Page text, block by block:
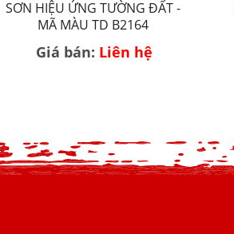
SƠN HIỆU ỨNG TƯỜNG ĐẤT -
MÃ MÀU TD B2164
Giá bán: Liên hệ